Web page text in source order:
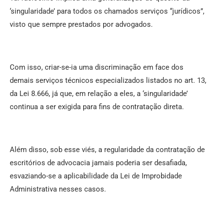
‘singularidade’ para todos os chamados serviços “jurídicos”,
visto que sempre prestados por advogados.
Com isso, criar-se-ia uma discriminação em face dos
demais serviços técnicos especializados listados no art. 13,
da Lei 8.666, já que, em relação a eles, a ‘singularidade’
continua a ser exigida para fins de contratação direta.
Além disso, sob esse viés, a regularidade da contratação de
escritórios de advocacia jamais poderia ser desafiada,
esvaziando-se a aplicabilidade da Lei de Improbidade
Administrativa nesses casos.